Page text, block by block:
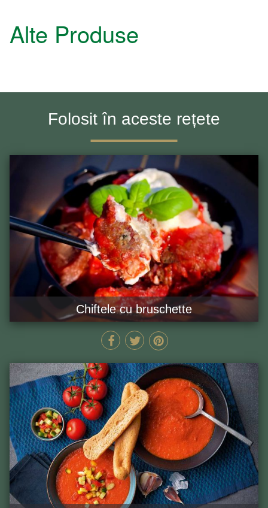
Alte Produse
Folosit în aceste rețete
Chiftele cu bruschette
MIN GĂTEȘTE ACUM